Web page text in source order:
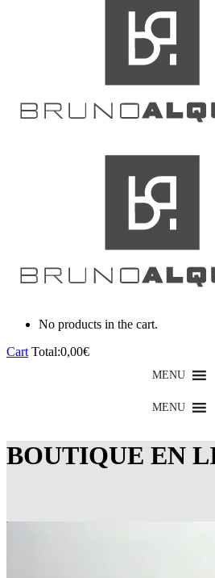
No products in the cart.
Cart Total:0,00€
MENU
MENU
BOUTIQUE EN